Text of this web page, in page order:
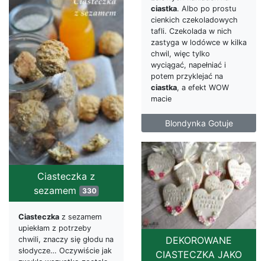
ciastka. Albo po prostu
cienkich czekoladowych
tafli. Czekolada w nich
zastyga w lodówce w kilka
chwil, więc tylko
wyciągać, napełniać i
potem przyklejać na
ciastka, a efekt WOW
macie
Blondynka Gotuje
Ciasteczka z
sezamem
330
Ciasteczka z sezamem
upiekłam z potrzeby
chwili, znaczy się głodu na
słodycze… Oczywiście jak
DEKOROWANE
CIASTECZKA JAKO